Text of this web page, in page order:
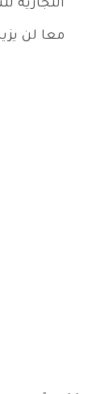
التجارية
معا لن